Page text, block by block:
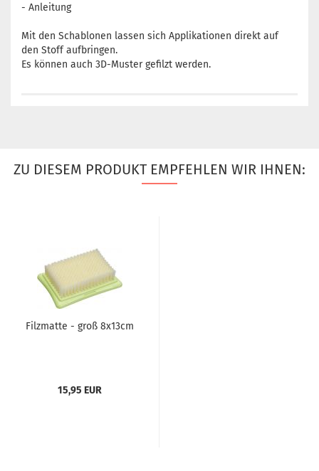
- Anleitung
Mit den Schablonen lassen sich Applikationen direkt auf
den Stoff aufbringen.
Es können auch 3D-Muster gefilzt werden.
ZU DIESEM PRODUKT EMPFEHLEN WIR IHNEN:
Filzmatte - groß 8x13cm
15,95 EUR